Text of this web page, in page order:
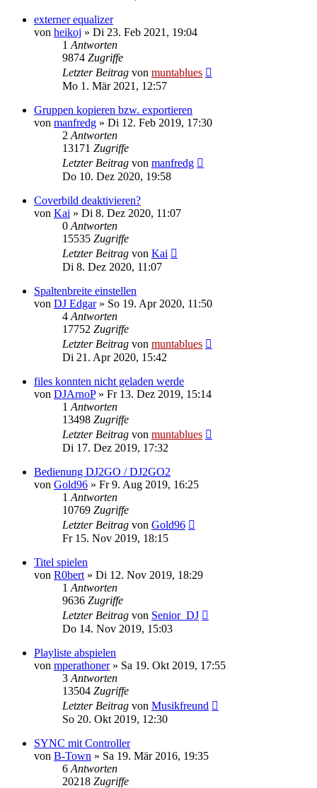
externer equalizer
von heikoj » Di 23. Feb 2021, 19:04
1 Antworten
9874 Zugriffe
Letzter Beitrag von muntablues
Mo 1. Mär 2021, 12:57
Gruppen kopieren bzw. exportieren
von manfredg » Di 12. Feb 2019, 17:30
2 Antworten
13171 Zugriffe
Letzter Beitrag von manfredg
Do 10. Dez 2020, 19:58
Coverbild deaktivieren?
von Kai » Di 8. Dez 2020, 11:07
0 Antworten
15535 Zugriffe
Letzter Beitrag von Kai
Di 8. Dez 2020, 11:07
Spaltenbreite einstellen
von DJ Edgar» So 19. Apr 2020, 11:50
4 Antworten
17752 Zugriffe
Letzter Beitrag von muntablues
Di 21. Apr 2020, 15:42
files konnten nicht geladen werde
von DJArnoP» Fr 13. Dez 2019, 15:14
1 Antworten
13498 Zugriffe
Letzter Beitrag von muntablues
Di 17. Dez 2019, 17:32
Bedienung DJ2GO / DJ2GO2
von Gold96 » Fr 9. Aug 2019, 16:25
1 Antworten
10769 Zugriffe
Letzter Beitrag von Gold96
Fr 15. Nov 2019, 18:15
Titel spielen
von R0bert » Di 12. Nov 2019, 18:29
1 Antworten
9636 Zugriffe
Letzter Beitrag von Senior_DJ
Do 14. Nov 2019, 15:03
Playliste abspielen
von mperathoner» Sa 19. Okt 2019, 17:55
3 Antworten
13504 Zugriffe
Letzter Beitrag von Musikfreund
So 20. Okt 2019, 12:30
SYNC mit Controller
von B-Town » Sa 19. Mär 2016, 19:35
6 Antworten
20218 Zugriffe